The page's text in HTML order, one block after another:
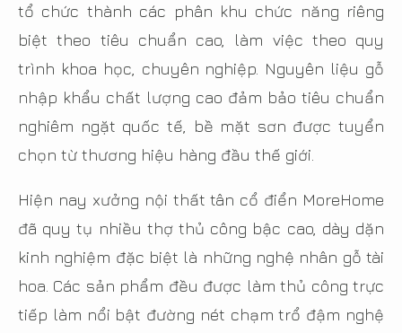
tổ chức thành các phân khu chức năng riêng
biệt theo tiêu chuẩn cao, làm việc theo quy
trình khoa học, chuyên nghiệp. Nguyên liệu gỗ
nhập khẩu chất lượng cao đảm bảo tiêu chuẩn
nghiêm ngặt quốc tế, bề mặt sơn được tuyển
chọn từ thương hiệu hàng đầu thế giới.
Hiện nay xưởng nội thất tân cổ điển MoreHome
đã quy tụ nhiều thợ thủ công bậc cao, dày dặn
kinh nghiệm đặc biệt là những nghệ nhân gỗ tài
hoa. Các sản phẩm đều được làm thủ công trực
tiếp làm nổi bật đường nét chạm trổ đậm nghệ